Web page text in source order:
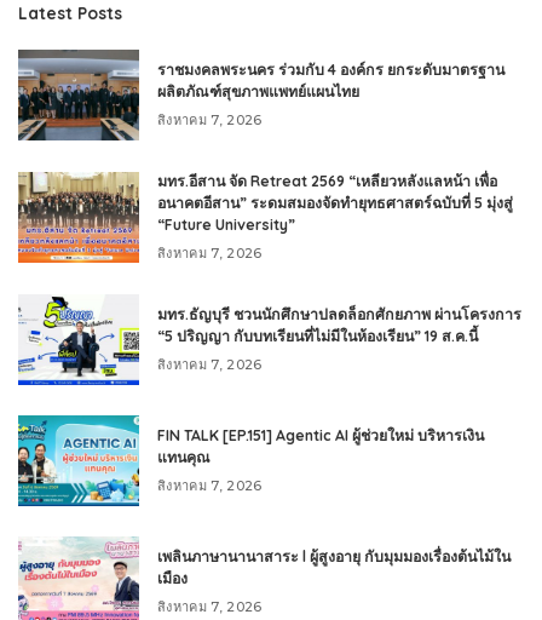
Latest Posts
ราชมงคลพระนคร ร่วมกับ 4 องค์กร ยกระดับมาตรฐาน
ผลิตภัณฑ์สุขภาพแพทย์แผนไทย
สิงหาคม 7, 2026
มทร.อีสาน จัด Retreat 2569 “เหลียวหลังแลหน้า เพื่อ
อนาคตอีสาน” ระดมสมองจัดทำยุทธศาสตร์ฉบับที่ 5 มุ่งสู่
“Future University”
สิงหาคม 7, 2026
มทร.ธัญบุรี ชวนนักศึกษาปลดล็อกศักยภาพ ผ่านโครงการ
“5 ปริญญา กับบทเรียนที่ไม่มีในห้องเรียน” 19 ส.ค.นี้
สิงหาคม 7, 2026
FIN TALK [EP.151] Agentic AI ผู้ช่วยใหม่ บริหารเงิน
แทนคุณ
สิงหาคม 7, 2026
เพลินภาษานานาสาระ l ผู้สูงอายุ กับมุมมองเรื่องต้นไม้ใน
เมือง
สิงหาคม 7, 2026